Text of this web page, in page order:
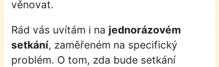
věnovat.
Rád vás uvítám i na jednorázovém
setkání, zaměřeném na specifický
problém. O tom, zda bude setkání